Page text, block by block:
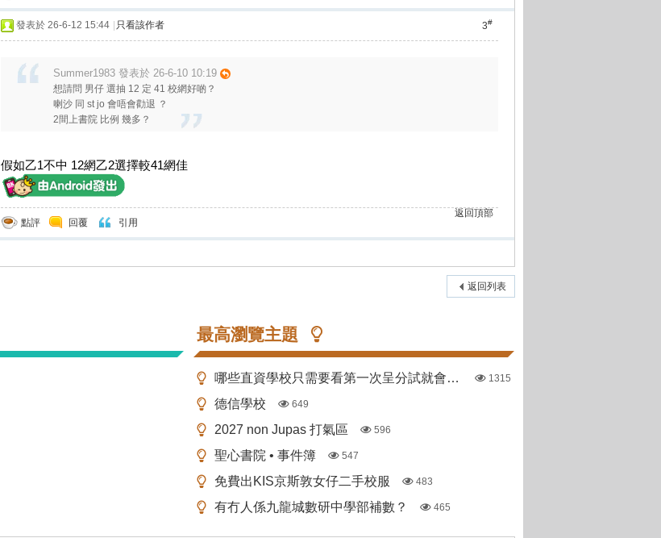
3#
發表於 26-6-12 15:44 只看該作者
Summer1983 發表於 26-6-10 10:19
想請問 男仔 選抽 12 定 41 校網好啲？
喇沙 同 st jo 會唔會勸退 ？
2間上書院 比例 幾多？
假如乙1不中 12網乙2選擇較41網佳
點評 回覆 引用
返回頂部
返回列表
最高瀏覽主題
哪些直資學校只需要看第一次呈分試就會出offer 1315
德信學校 649
2027 non Jupas 打氣區 596
聖心書院 • 事件簿 547
免費出KIS京斯敦女仔二手校服 483
有冇人係九龍城數研中學部補數？ 465